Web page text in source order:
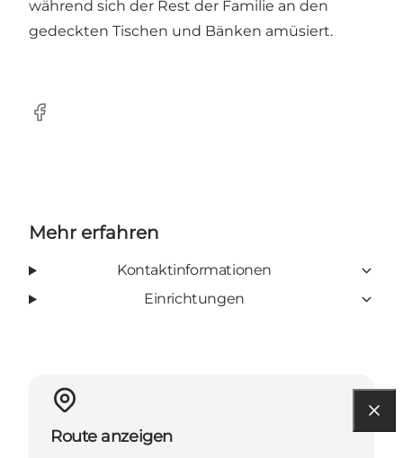
während sich der Rest der Familie an den
gedeckten Tischen und Bänken amüsiert.
Facebook
Mehr erfahren
Kontaktinformationen
Einrichtungen
Route anzeigen